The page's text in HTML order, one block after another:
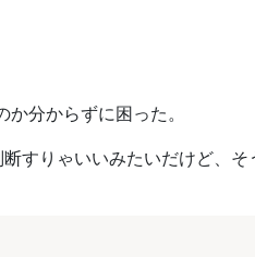
分からずに困った。
すりゃいいみたいだけど、そ